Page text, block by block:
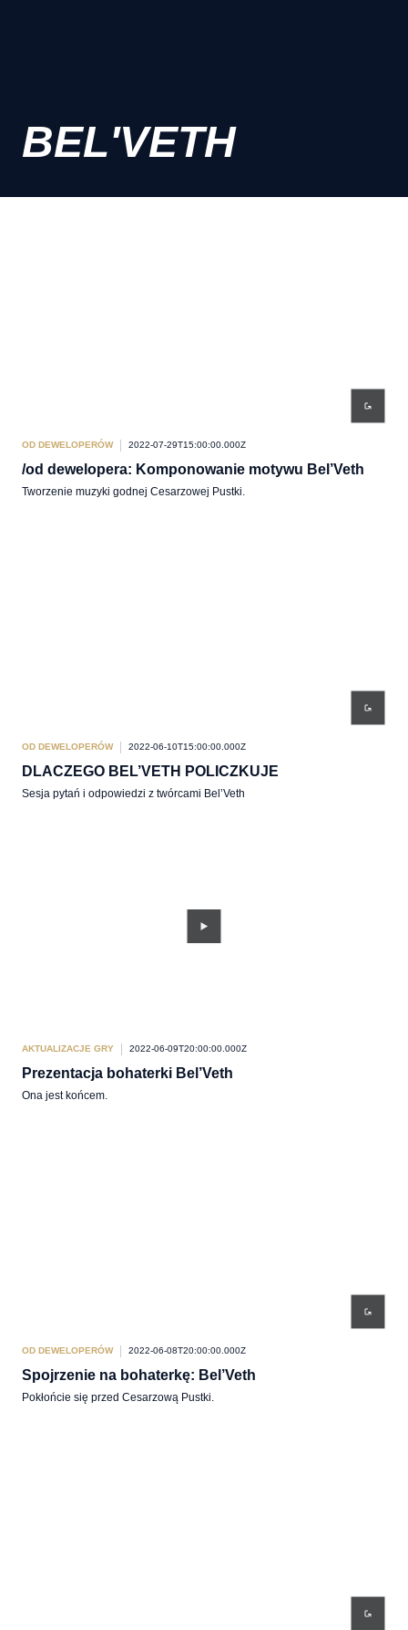
BEL'VETH
OD DEWELOPERÓW 2022-07-29T15:00:00.000Z
/od dewelopera: Komponowanie motywu Bel’Veth
Tworzenie muzyki godnej Cesarzowej Pustki.
OD DEWELOPERÓW 2022-06-10T15:00:00.000Z
DLACZEGO BEL’VETH POLICZKUJE
Sesja pytań i odpowiedzi z twórcami Bel’Veth
AKTUALIZACJE GRY 2022-06-09T20:00:00.000Z
Prezentacja bohaterki Bel’Veth
Ona jest końcem.
OD DEWELOPERÓW 2022-06-08T20:00:00.000Z
Spojrzenie na bohaterkę: Bel’Veth
Pokłońcie się przed Cesarzową Pustki.